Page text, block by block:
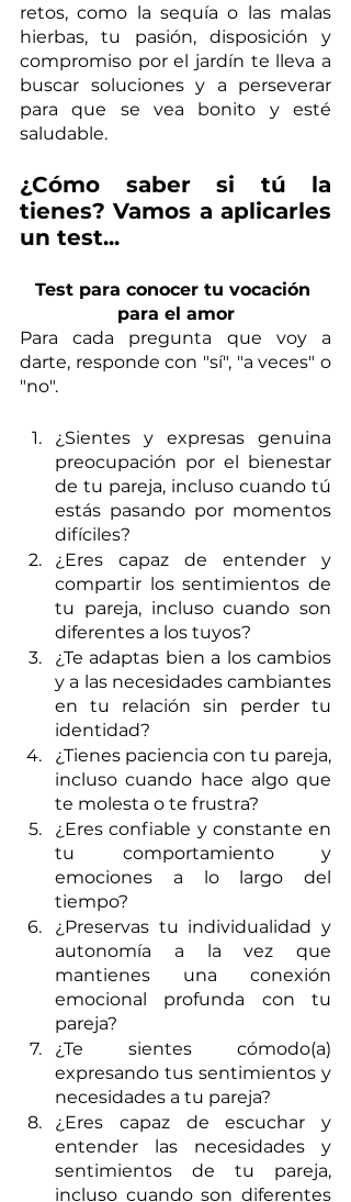
retos, como la sequía o las malas
hierbas, tu pasión, disposición y
compromiso por el jardín te lleva a
buscar soluciones y a perseverar
para que se vea bonito y esté
saludable.
¿Cómo saber si tú la
tienes? Vamos a aplicarles
un test...
Test para conocer tu vocación
para el amor
Para cada pregunta que voy a
darte, responde con "sí", "a veces" o
"no".
¿Sientes y expresas genuina
preocupación por el bienestar
de tu pareja, incluso cuando tú
estás pasando por momentos
difíciles?
¿Eres capaz de entender y
compartir los sentimientos de
tu pareja, incluso cuando son
diferentes a los tuyos?
¿Te adaptas bien a los cambios
y a las necesidades cambiantes
en tu relación sin perder tu
identidad?
¿Tienes paciencia con tu pareja,
incluso cuando hace algo que
te molesta o te frustra?
¿Eres confiable y constante en
tu comportamiento y
emociones a lo largo del
tiempo?
¿Preservas tu individualidad y
autonomía a la vez que
mantienes una conexión
emocional profunda con tu
pareja?
¿Te sientes cómodo(a)
expresando tus sentimientos y
necesidades a tu pareja?
¿Eres capaz de escuchar y
entender las necesidades y
sentimientos de tu pareja,
incluso cuando son diferentes